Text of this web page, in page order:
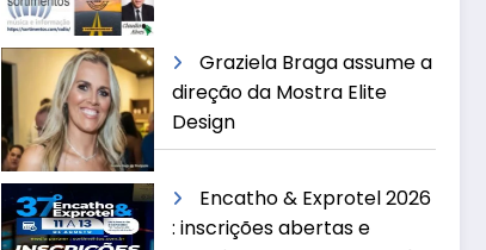
Graziela Braga assume a
direção da Mostra Elite
Design
Encatho & Exprotel 2026
: inscrições abertas e